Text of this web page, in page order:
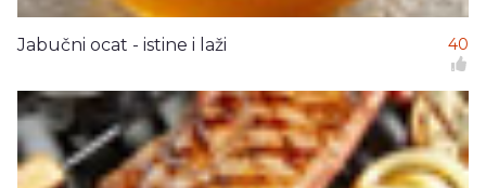
Jabučni ocat - istine i laži 40